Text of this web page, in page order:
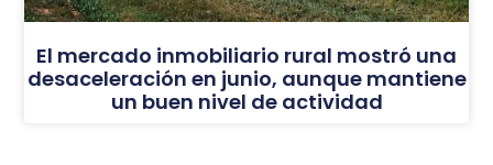
El mercado inmobiliario rural mostró una
desaceleración en junio, aunque mantiene
un buen nivel de actividad